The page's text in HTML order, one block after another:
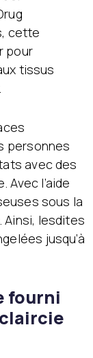
cette
pour
tissus
personnes
avec des
Avec l’aide
sous la
lesdites
jusqu’à
fourni